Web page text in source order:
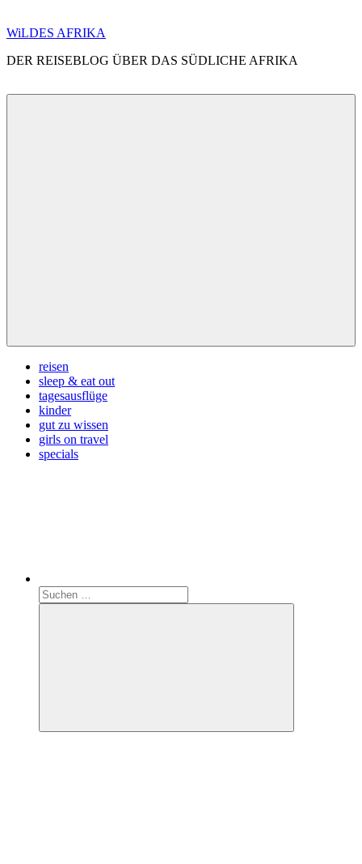
Zum
springen
WiLDES AFRIKA
DER REISEBLOG ÜBER DAS SÜDLICHE AFRIKA
reisen
sleep & eat out
tagesausflüge
kinder
gut zu wissen
girls on travel
specials
Suchen
nach:
Suchen